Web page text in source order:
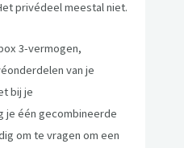
privédeel meestal niet.
3-vermogen,
van je
bij je
je één gecombineerde
om te vragen om een